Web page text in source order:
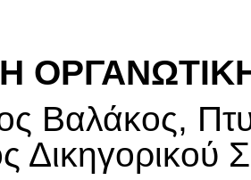
Βαλάκος,
Δικηγορικού